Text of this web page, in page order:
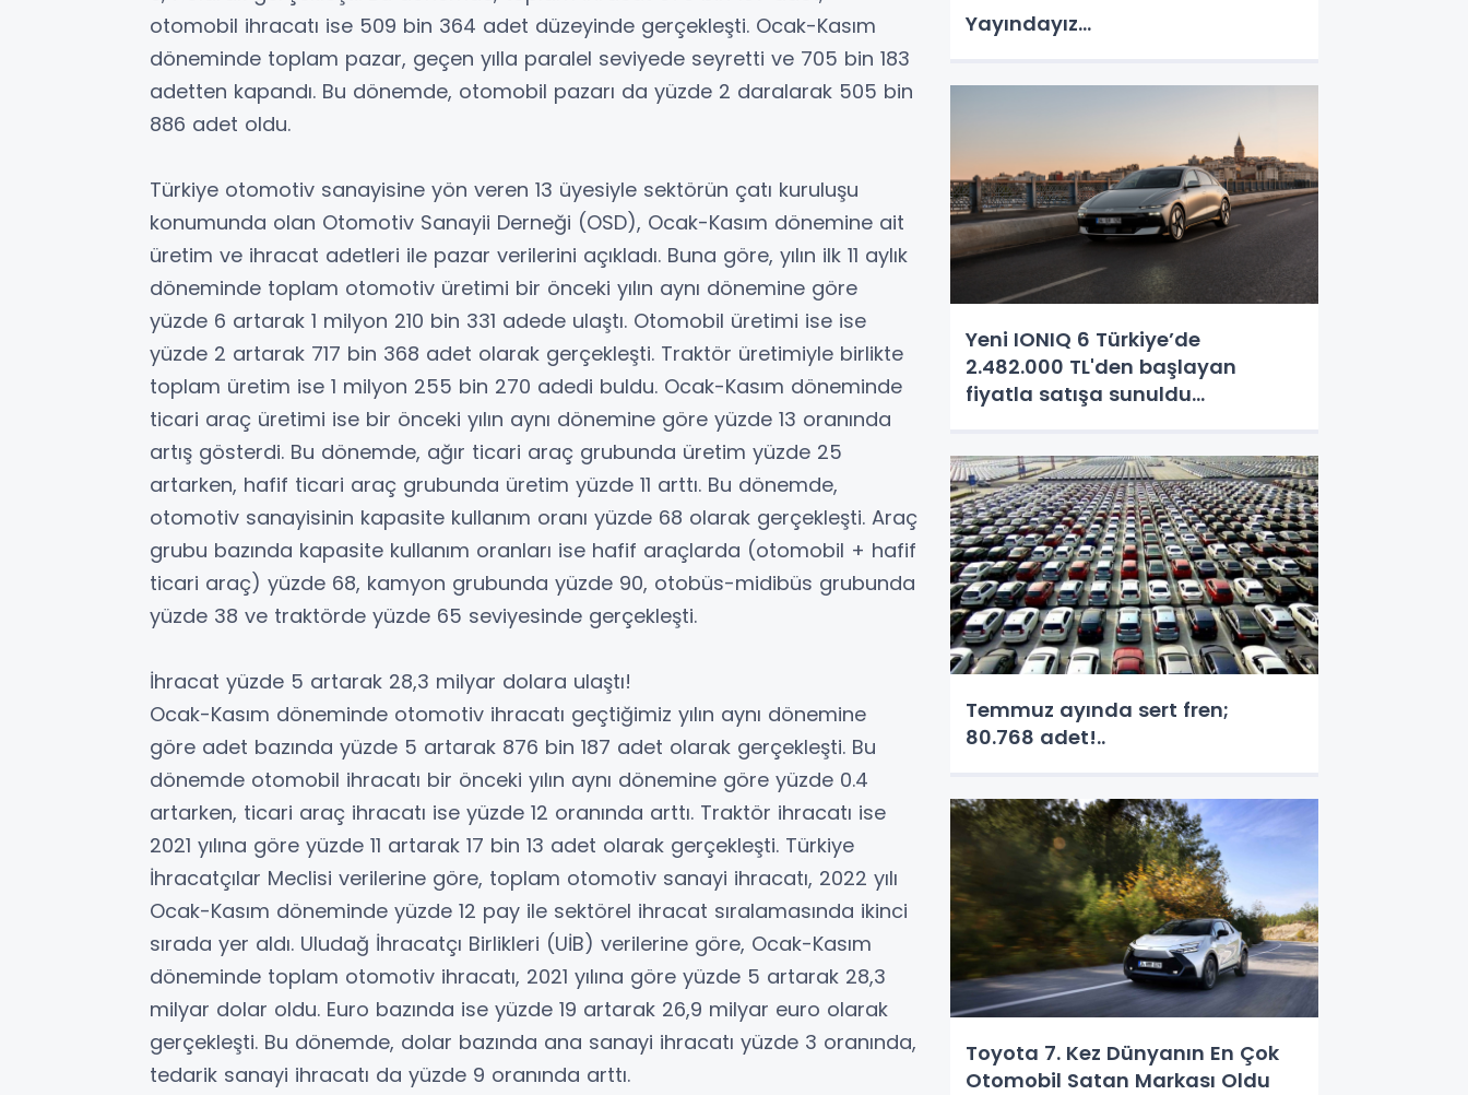
otomobil ihracatı ise 509 bin 364 adet düzeyinde gerçekleşti. Ocak-Kasım
döneminde toplam pazar, geçen yılla paralel seviyede seyretti ve 705 bin 183
adetten kapandı. Bu dönemde, otomobil pazarı da yüzde 2 daralarak 505 bin
886 adet oldu.
Türkiye otomotiv sanayisine yön veren 13 üyesiyle sektörün çatı kuruluşu
konumunda olan Otomotiv Sanayii Derneği (OSD), Ocak-Kasım dönemine ait
üretim ve ihracat adetleri ile pazar verilerini açıkladı. Buna göre, yılın ilk 11 aylık
döneminde toplam otomotiv üretimi bir önceki yılın aynı dönemine göre
yüzde 6 artarak 1 milyon 210 bin 331 adede ulaştı. Otomobil üretimi ise ise
yüzde 2 artarak 717 bin 368 adet olarak gerçekleşti. Traktör üretimiyle birlikte
toplam üretim ise 1 milyon 255 bin 270 adedi buldu. Ocak-Kasım döneminde
ticari araç üretimi ise bir önceki yılın aynı dönemine göre yüzde 13 oranında
artış gösterdi. Bu dönemde, ağır ticari araç grubunda üretim yüzde 25
artarken, hafif ticari araç grubunda üretim yüzde 11 arttı. Bu dönemde,
otomotiv sanayisinin kapasite kullanım oranı yüzde 68 olarak gerçekleşti. Araç
grubu bazında kapasite kullanım oranları ise hafif araçlarda (otomobil + hafif
ticari araç) yüzde 68, kamyon grubunda yüzde 90, otobüs-midibüs grubunda
yüzde 38 ve traktörde yüzde 65 seviyesinde gerçekleşti.
İhracat yüzde 5 artarak 28,3 milyar dolara ulaştı!
Ocak-Kasım döneminde otomotiv ihracatı geçtiğimiz yılın aynı dönemine
göre adet bazında yüzde 5 artarak 876 bin 187 adet olarak gerçekleşti. Bu
dönemde otomobil ihracatı bir önceki yılın aynı dönemine göre yüzde 0.4
artarken, ticari araç ihracatı ise yüzde 12 oranında arttı. Traktör ihracatı ise
2021 yılına göre yüzde 11 artarak 17 bin 13 adet olarak gerçekleşti. Türkiye
İhracatçılar Meclisi verilerine göre, toplam otomotiv sanayi ihracatı, 2022 yılı
Ocak-Kasım döneminde yüzde 12 pay ile sektörel ihracat sıralamasında ikinci
sırada yer aldı. Uludağ İhracatçı Birlikleri (UİB) verilerine göre, Ocak-Kasım
döneminde toplam otomotiv ihracatı, 2021 yılına göre yüzde 5 artarak 28,3
milyar dolar oldu. Euro bazında ise yüzde 19 artarak 26,9 milyar euro olarak
gerçekleşti. Bu dönemde, dolar bazında ana sanayi ihracatı yüzde 3 oranında,
tedarik sanayi ihracatı da yüzde 9 oranında arttı.
Yayındayız...
Yeni IONIQ 6 Türkiye’de
2.482.000 TL'den başlayan
fiyatla satışa sunuldu...
Temmuz ayında sert fren;
80.768 adet!..
Toyota 7. Kez Dünyanın En Çok
Otomobil Satan Markası Oldu